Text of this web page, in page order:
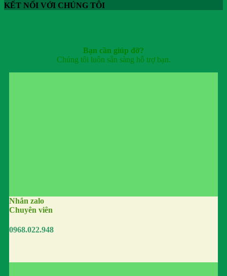
KẾT NỐI VỚI CHÚNG TÔI
Bạn cần giúp đỡ?
Chúng tôi luôn sẵn sàng hỗ trợ bạn.
Nhắn zalo
Chuyên viên
0968.022.948